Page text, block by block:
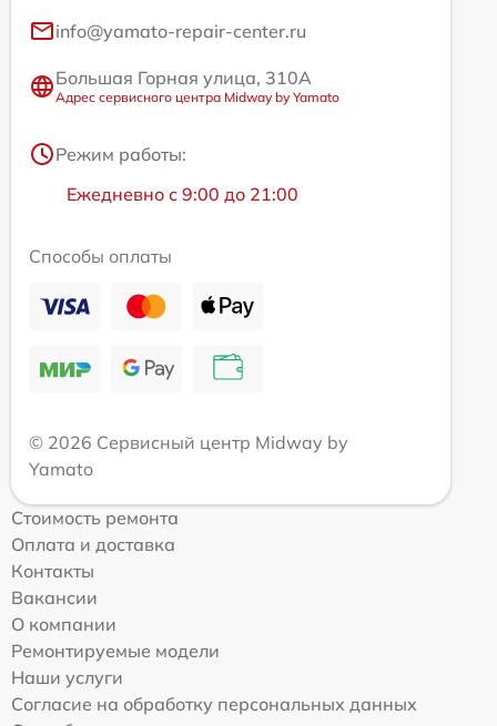
info@yamato-repair-center.ru
Большая Горная улица, 310А
Адрес сервисного центра Midway by Yamato
Режим работы:
Ежедневно с 9:00 до 21:00
Способы оплаты
© 2026 Сервисный центр Midway by
Yamato
Стоимость ремонта
Оплата и доставка
Контакты
Вакансии
О компании
Ремонтируемые модели
Наши услуги
Согласие на обработку персональных данных